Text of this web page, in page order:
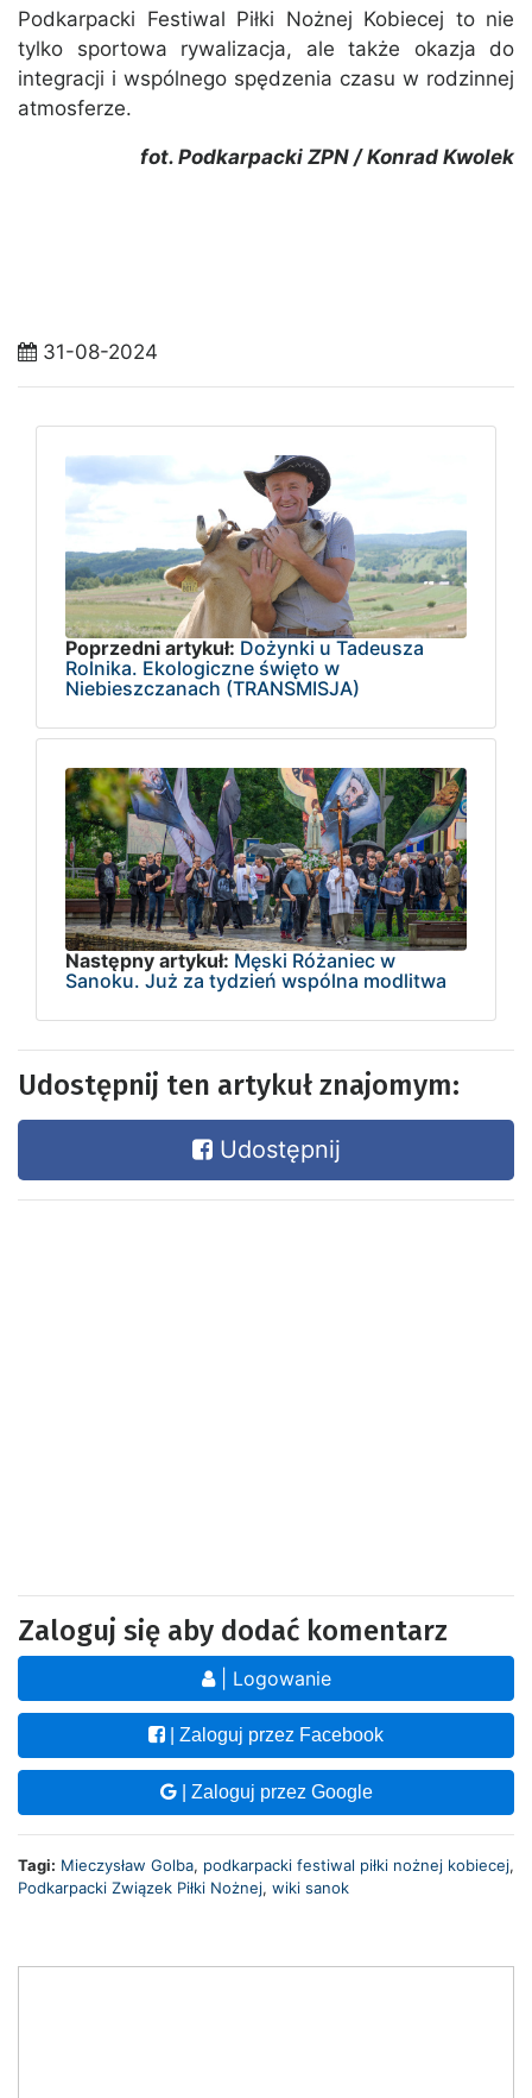
Podkarpacki Festiwal Piłki Nożnej Kobiecej to nie
tylko sportowa rywalizacja, ale także okazja do
integracji i wspólnego spędzenia czasu w rodzinnej
atmosferze.
fot. Podkarpacki ZPN / Konrad Kwolek
31-08-2024
Poprzedni artykuł: Dożynki u Tadeusza
Rolnika. Ekologiczne święto w
Niebieszczanach (TRANSMISJA)
Następny artykuł: Męski Różaniec w
Sanoku. Już za tydzień wspólna modlitwa
Udostępnij ten artykuł znajomym:
Udostępnij
Zaloguj się aby dodać komentarz
| Logowanie
| Zaloguj przez Facebook
| Zaloguj przez Google
Tagi: Mieczysław Golba, podkarpacki festiwal piłki nożnej kobiecej,
Podkarpacki Związek Piłki Nożnej, wiki sanok